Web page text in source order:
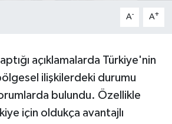
A- A+
açıklamalarda Türkiye'nin
ilişkilerdeki durumu
bulundu. Özellikle
için oldukça avantajlı